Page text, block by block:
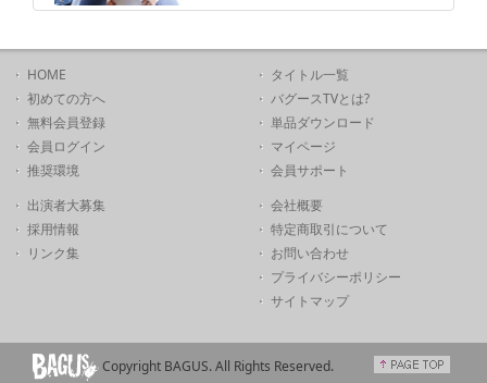
HOME
初めての方へ
無料会員登録
会員ログイン
推奨環境
タイトル一覧
バグースTVとは?
単品ダウンロード
マイページ
会員サポート
出演者大募集
採用情報
リンク集
会社概要
特定商取引について
お問い合わせ
プライバシーポリシー
サイトマップ
Copyright BAGUS. All Rights Reserved.